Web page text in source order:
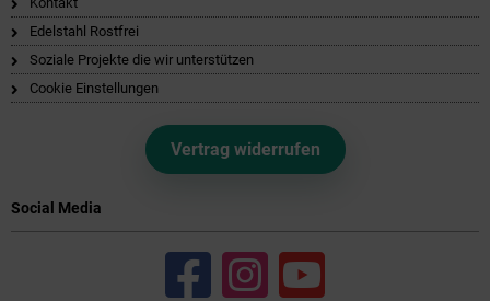
Edelstahl Rostfrei
Soziale Projekte die wir unterstützen
Cookie Einstellungen
Vertrag widerrufen
Social Media